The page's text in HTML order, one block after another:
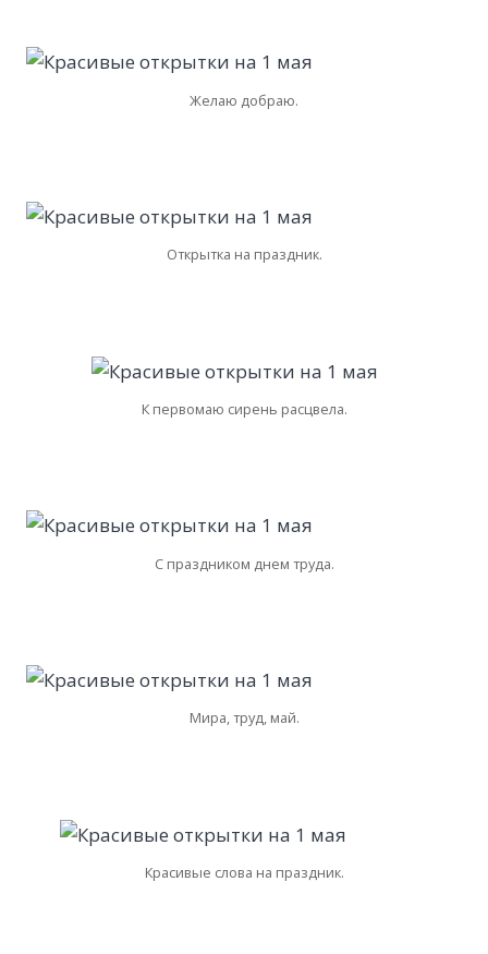
Желаю добраю.
Открытка на праздник.
К первомаю сирень расцвела.
С праздником днем труда.
Мира, труд, май.
Красивые слова на праздник.